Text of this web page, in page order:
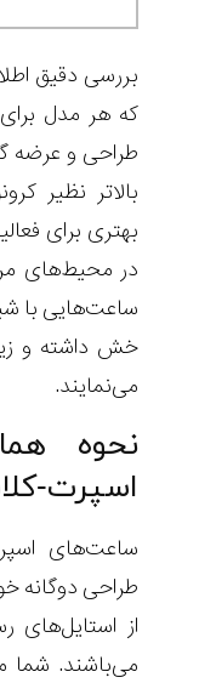
بررسی دقیق
که هر مدل
طراحی و عرضه
بهتری برای
در محیط‌های
خش داشته و
می‌نمایند.
نحوه
اسپرت-
ساعت‌های
طراحی دوگانه
از استایل‌های
می‌باشند. شما